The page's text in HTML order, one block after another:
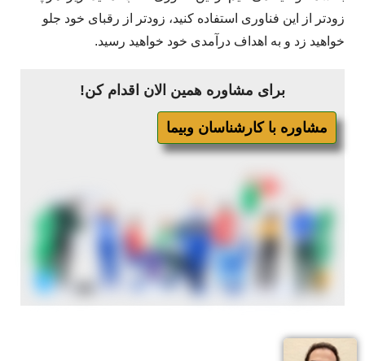
زودتر از این فناوری استفاده کنید، زودتر از رقبای خود جلو
خواهید زد و به اهداف درآمدی خود خواهید رسید.
برای مشاوره همین الان اقدام کن!
مشاوره با کارشناسان وبیما